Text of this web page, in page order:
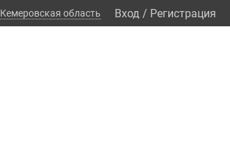
Кемеровская область Вход / Регистрация